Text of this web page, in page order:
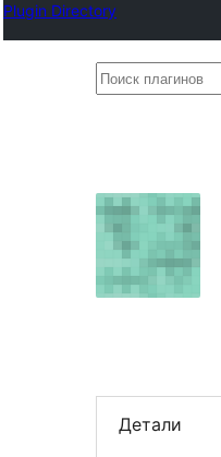
Plugin Directory
Поиск
Детали